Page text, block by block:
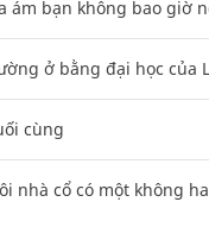
ám bạn không bao giờ
ở bằng đại học của
cùng
nhà cổ có một không